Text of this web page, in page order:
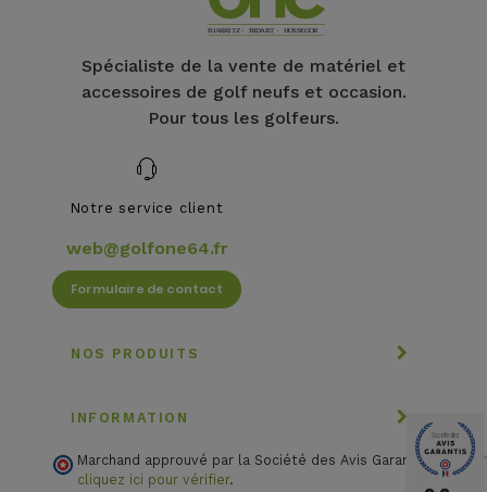
Spécialiste de la vente de matériel et
accessoires de golf neufs et occasion.
Pour tous les golfeurs.
Notre service client
web@golfone64.fr
Formulaire de contact
NOS PRODUITS
INFORMATION
Marchand approuvé par la Société des Avis Garantis,
cliquez ici pour vérifier.